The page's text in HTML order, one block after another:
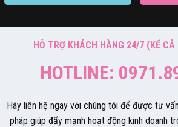
HỖ TRỢ KHÁCH HÀNG 24/7 (KỂ CẢ
HOTLINE:
Hãy liên hệ ngay với chúng tôi để được tư
pháp giúp đẩy mạnh hoạt động kinh doanh